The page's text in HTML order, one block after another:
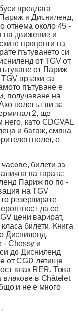
предлага
и Дисниленд,
отнема около 45 -
на движение и
проценти на
пътуването си
от TGV от
от Париж
връзки са
пътуване е
получаване на
полетът ви за
2, ще
като CDGVAL
и багаж, смяна
полет, е
билети за
на гарата:
Париж по по -
на TGV
резервирате
да се
цени варират,
билети. Книга
Дисниленд.
- Chessy и
до Дисниленд
от CGD летище
влак RER. Това
влакове в Châtelet
и не е много